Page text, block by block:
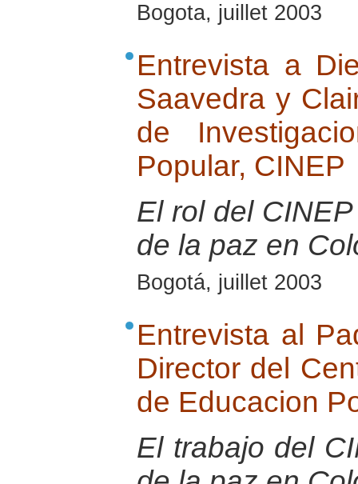
Bogota, juillet 2003
Entrevista a
Saavedra y
de
Popular, CINEP
El rol del
de la paz en
Bogotá, juillet 2003
Entrevista al
Director del
de Educacion
El trabajo del